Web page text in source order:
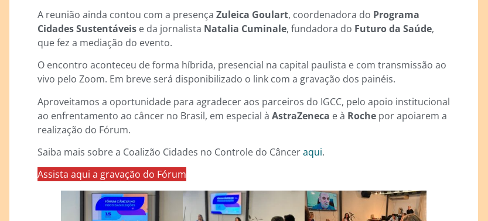
A reunião ainda contou com a presença Zuleica Goulart, coordenadora do Programa
Cidades Sustentáveis e da jornalista Natalia Cuminale, fundadora do Futuro da Saúde,
que fez a mediação do evento.
O encontro aconteceu de forma híbrida, presencial na capital paulista e com transmissão ao
vivo pelo Zoom. Em breve será disponibilizado o link com a gravação dos painéis.
Aproveitamos a oportunidade para agradecer aos parceiros do IGCC, pelo apoio institucional
ao enfrentamento ao câncer no Brasil, em especial à AstraZeneca e à Roche por apoiarem a
realização do Fórum.
Saiba mais sobre a Coalizão Cidades no Controle do Cânceraqui.
Assista aqui a gravação do Fórum